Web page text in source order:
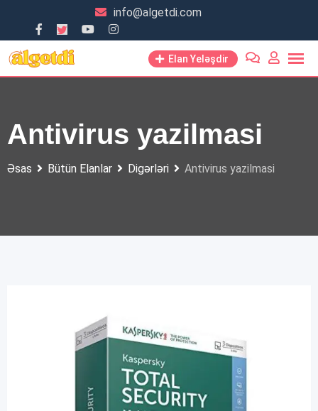
content
info@algetdi.com
Elan Yeləşdir
Antivirus yazilmasi
Əsas Bütün Elanlar Digərləri Antivirus yazilmasi